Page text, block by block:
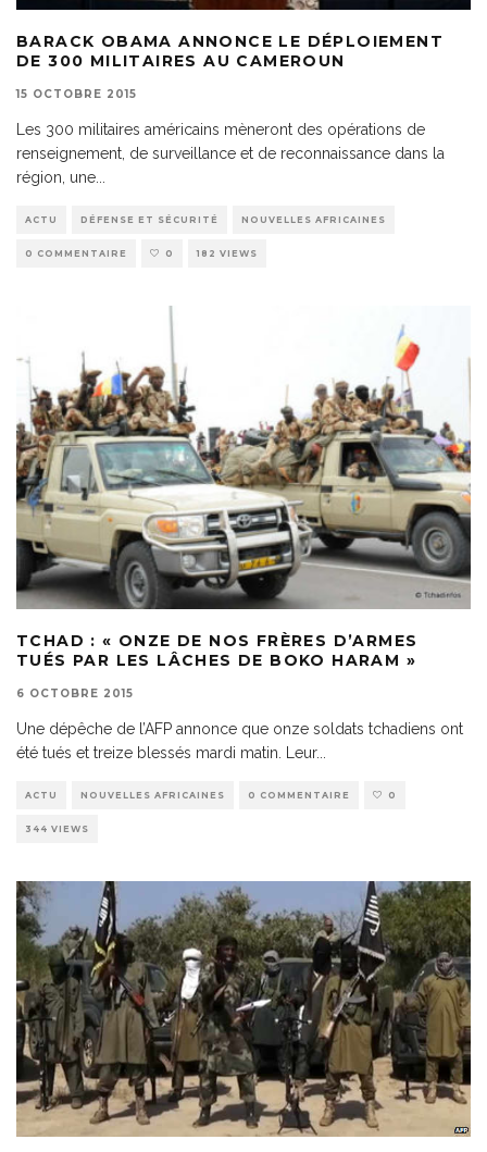
BARACK OBAMA ANNONCE LE DÉPLOIEMENT
DE 300 MILITAIRES AU CAMEROUN
15 OCTOBRE 2015
Les 300 militaires américains mèneront des opérations de
renseignement, de surveillance et de reconnaissance dans la
région, une
ACTU DÉFENSE ET SÉCURITÉ NOUVELLES AFRICAINES
0 COMMENTAIRE 0 182 VIEWS
TCHAD : « ONZE DE NOS FRÈRES D’ARMES
TUÉS PAR LES LÂCHES DE BOKO HARAM »
6 OCTOBRE 2015
Une dépêche de l’AFP annonce que onze soldats tchadiens ont
été tués et treize blessés mardi matin. Leur...
ACTU NOUVELLES AFRICAINES 0 COMMENTAIRE 0
344 VIEWS